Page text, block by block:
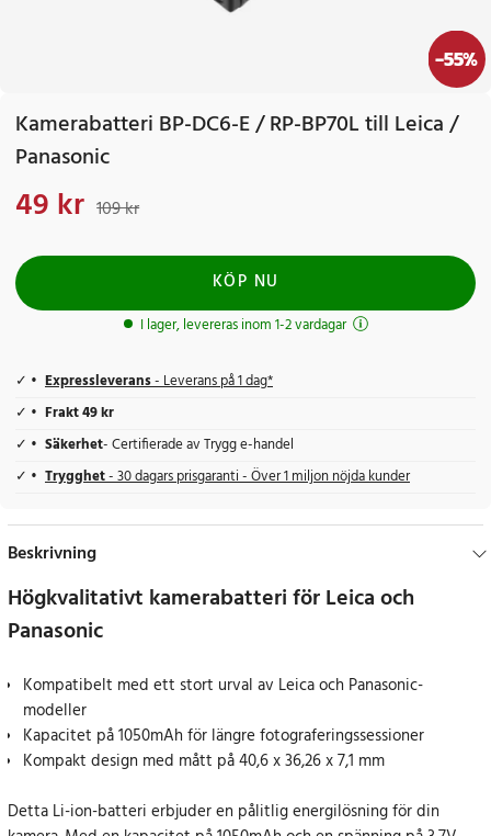
-55%
Kamerabatteri BP-DC6-E / RP-BP70L till Leica /
Panasonic
Nuvarande pris
49 kr 109 kr
KÖP NU
I lager, levereras inom 1-2 vardagar
Expressleverans- Leverans på 1 dag*
Frakt 49 kr
Säkerhet- Certifierade av Trygg e-handel
Trygghet- 30 dagars prisgaranti - Över 1 miljon nöjda kunder
Beskrivning
Högkvalitativt kamerabatteri för Leica och
Panasonic
Kompatibelt med ett stort urval av Leica och Panasonic-
modeller
Kapacitet på 1050mAh för längre fotograferingssessioner
Kompakt design med mått på 40,6 x 36,26 x 7,1 mm
Detta Li-ion-batteri erbjuder en pålitlig energilösning för din